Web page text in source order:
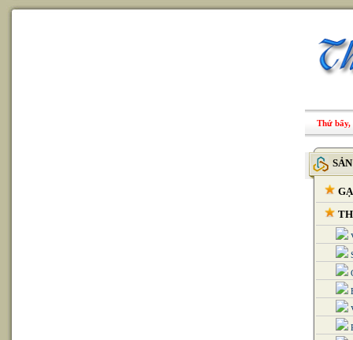
Thứ bẩy,